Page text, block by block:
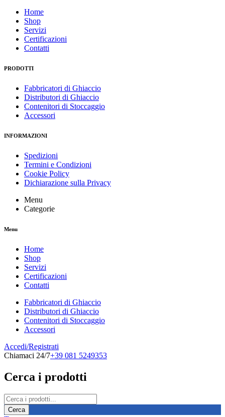
Home
Shop
Servizi
Certificazioni
Contatti
PRODOTTI
Fabbricatori di Ghiaccio
Distributori di Ghiaccio
Contenitori di Stoccaggio
Accessori
INFORMAZIONI
Spedizioni
Termini e Condizioni
Cookie Policy
Dichiarazione sulla Privacy
Menu
Categorie
Menu
Home
Shop
Servizi
Certificazioni
Contatti
Fabbricatori di Ghiaccio
Distributori di Ghiaccio
Contenitori di Stoccaggio
Accessori
Accedi/Registrati
Chiamaci 24/7+39 081 5249353
Cerca i prodotti